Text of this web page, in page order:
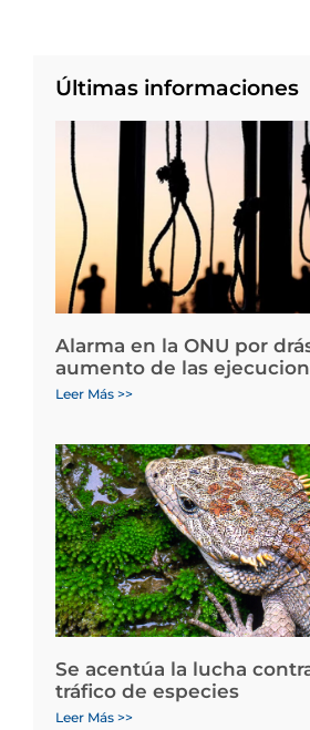
Últimas informaciones
Alarma en la ONU por
aumento de las
Leer Más >>
Se acentúa la lucha
tráfico de especies
Leer Más >>